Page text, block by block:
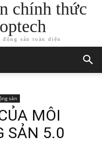
chính thức
sản toàn diện
sản
MÔI
SẢN 5.0